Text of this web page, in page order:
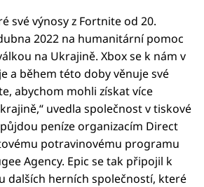
své výnosy z Fortnite od 20.
2022 na humanitární pomoc
na Ukrajině. Xbox se k nám v
a během této doby věnuje své
abychom mohli získat více
uvedla společnost v tiskové
peníze organizacím Direct
potravinovému programu
Agency. Epic se tak připojil k
dalších herních společností, které